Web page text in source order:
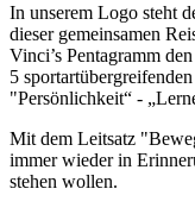
In unserem Logo steht
dieser gemeinsamen
Vinci’s Pentagramm
5
"Persönlichkeit“ -
Mit dem Leitsatz
immer wieder in
stehen wollen.